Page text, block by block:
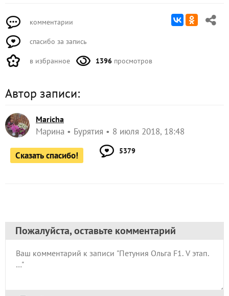
комментарии
спасибо за запись
в избранное 1396 просмотров
Автор записи:
Maricha
Марина Бурятия 8 июля 2018, 18:48
Сказать спасибо! 5379
Пожалуйста, оставьте комментарий